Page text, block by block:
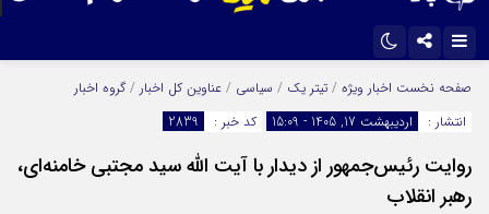
اینستاگرام
تلگرام
ایتا
آپارات
صفحه نخست اخبار ویژه / تیتر یک / سیاسی / عناوین کل اخبار / گروه اخبار
انتشار :
اردیبهشت 17, 1405 - 15:09 کد خبر : 2839
روایت رئیس‌جمهور از دیدار با آیت الله سید مجتبی خامنه‌ای،
رهبر انقلاب